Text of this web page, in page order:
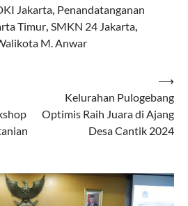
Jakarta, Penandatanganan
Timur, SMKN 24 Jakarta,
M. Anwar
Kelurahan Pulogebang
Optimis Raih Juara di Ajang
Desa Cantik 2024
⟶